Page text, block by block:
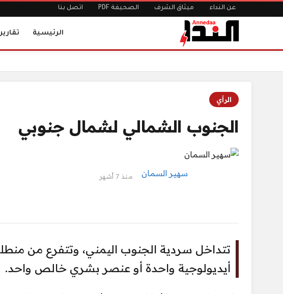
عن النداء ميثاق الشرف الصحيفة PDF اتصل بنا
الرئيسية تقارير
الرأي
الجنوب الشمالي لشمال جنوبي
سهير السمان منذ 7 أشهر
تتداخل سردية الجنوب اليمني، وتتفرع من
أيديولوجية واحدة أو عنصر بشري خالص واحد.